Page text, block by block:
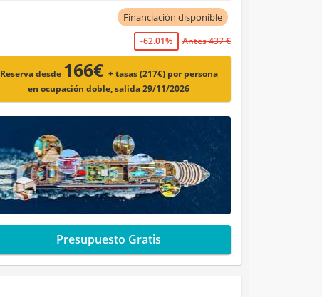
Financiación disponible
-62.01% Antes 437 €
Reserva desde 166€ + tasas (217€) por persona
en ocupación doble, salida 29/11/2026
Presupuesto Gratis